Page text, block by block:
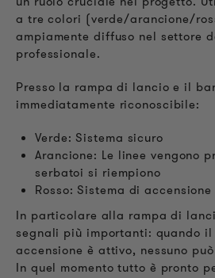
a tre colori (verde/arancione/
ampiamente diffuso nel settore
professionale.
Presso la rampa di lancio e il
immediatamente riconoscibile:
Verde: Sistema sicuro
Arancione: Le linee vengono
serbatoi si riempiono
Rosso: Sistema di
In particolare alla rampa di
segnali più importanti: quando
accensione è attivo, nessuno
In quel momento tutto è pronto